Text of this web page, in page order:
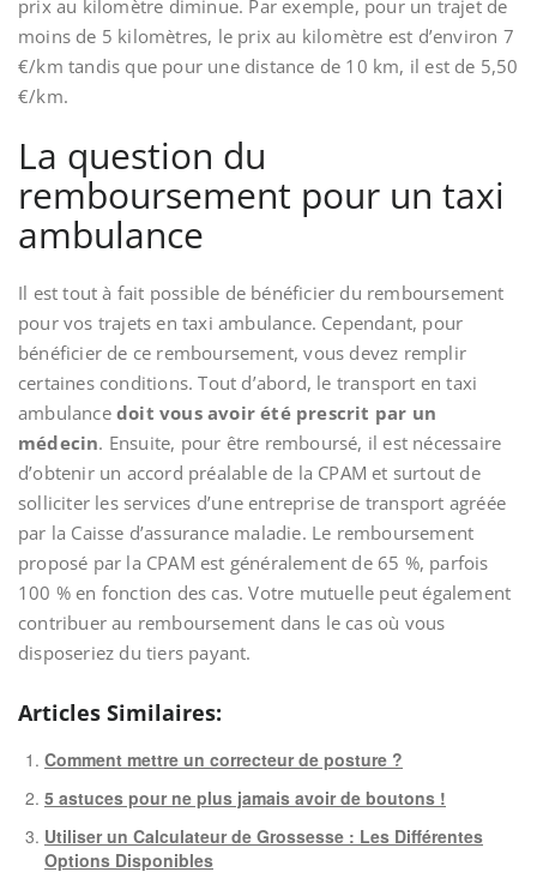
prix au kilomètre diminue. Par exemple, pour un trajet de
moins de 5 kilomètres, le prix au kilomètre est d’environ 7
€/km tandis que pour une distance de 10 km, il est de 5,50
€/km.
La question du
remboursement pour un taxi
ambulance
Il est tout à fait possible de bénéficier du remboursement
pour vos trajets en taxi ambulance. Cependant, pour
bénéficier de ce remboursement, vous devez remplir
certaines conditions. Tout d’abord, le transport en taxi
ambulance doit vous avoir été prescrit par un
médecin. Ensuite, pour être remboursé, il est nécessaire
d’obtenir un accord préalable de la CPAM et surtout de
solliciter les services d’une entreprise de transport agréée
par la Caisse d’assurance maladie. Le remboursement
proposé par la CPAM est généralement de 65 %, parfois
100 % en fonction des cas. Votre mutuelle peut également
contribuer au remboursement dans le cas où vous
disposeriez du tiers payant.
Articles Similaires:
Comment mettre un correcteur de posture ?
5 astuces pour ne plus jamais avoir de boutons !
Utiliser un Calculateur de Grossesse : Les Différentes
Options Disponibles